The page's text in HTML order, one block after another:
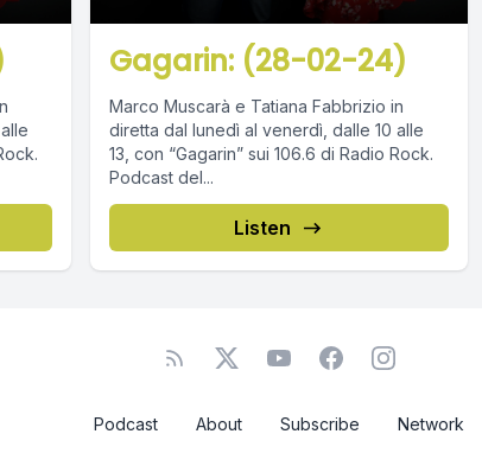
Gagarin: (28-02-24)
Marco Muscarà e Tatiana Fabbrizio in
diretta dal lunedì al venerdì, dalle 10 alle
13, con “Gagarin” sui 106.6 di Radio Rock.
Podcast del...
Listen
Podcast About Subscribe Network